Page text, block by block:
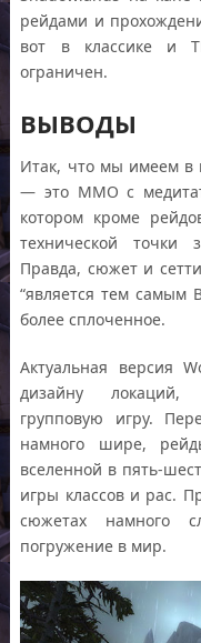
рейдами и
вот в классике и
ограничен.
ВЫВОДЫ
Итак, что мы имеем в
— это ММО с
котором кроме
технической точки
Правда, сюжет и
“является тем самым
более сплоченное.
Актуальная версия
дизайну локаций,
групповую игру.
намного шире,
вселенной в пять-
игры классов и рас.
сюжетах намного
погружение в мир.